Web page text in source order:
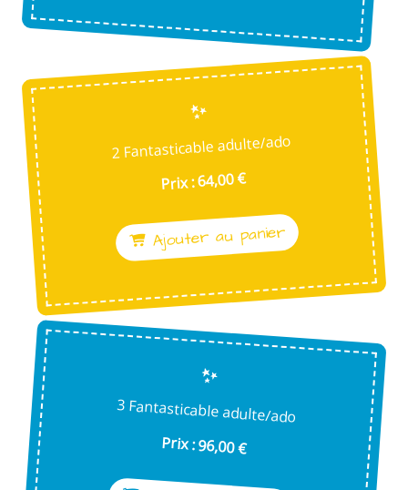
2 Fantasticable adulte/ado
Prix : 64,00 €
Ajouter au panier
3 Fantasticable adulte/ado
Prix : 96,00 €